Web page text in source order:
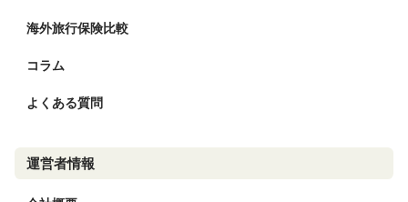
海外旅行保険比較
コラム
よくある質問
運営者情報